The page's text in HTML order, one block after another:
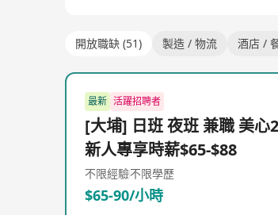
開放職缺 (51) 製造 / 物流 酒店 /
最新 活躍招聘者
[大埔] 日班 夜班 兼職 美
新人專享時薪$65-$88
不限經驗不限學歷
$65-90/小時